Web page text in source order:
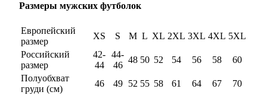
Размеры мужских футболок
Европейский
размер
XS S M L XL 2XL 3XL 4XL 5XL
Российский
размер
42-
44
44-
46
48 50 52 54 56 58
60
Полуобхват
груди (см)
46 49 52 55 58 61 64 67
70